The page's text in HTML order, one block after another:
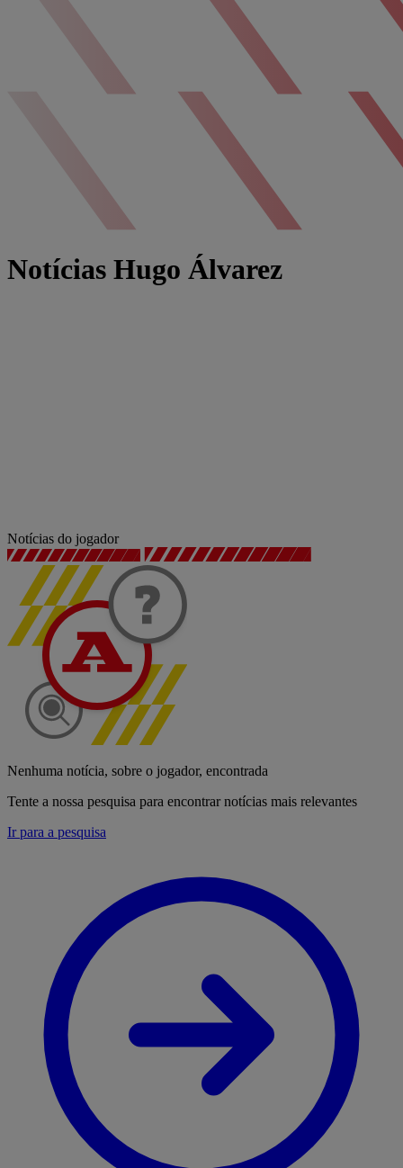
Notícias Hugo Álvarez
Notícias do jogador
Nenhuma notícia, sobre o jogador, encontrada
Tente a nossa pesquisa para encontrar notícias mais relevantes
Ir para a pesquisa